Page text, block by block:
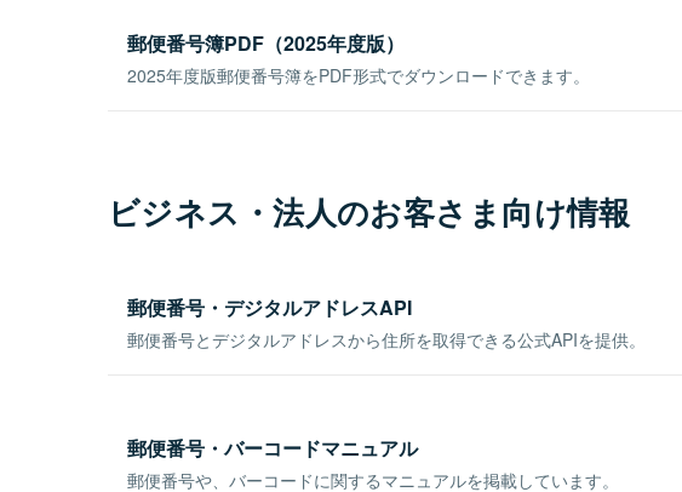
郵便番号簿PDF（2025年度版）
2025年度版郵便番号簿をPDF形式でダウンロードできます。
ビジネス・法人のお客さま向け情報
郵便番号・デジタルアドレスAPI
郵便番号とデジタルアドレスから住所を取得できる公式APIを提供。
郵便番号・バーコードマニュアル
郵便番号や、バーコードに関するマニュアルを掲載しています。